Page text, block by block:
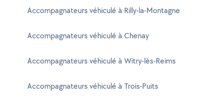
Accompagnateurs véhiculé à Rilly-la-Montagne
Accompagnateurs véhiculé à Chenay
Accompagnateurs véhiculé à Witry-lès-Reims
Accompagnateurs véhiculé à Trois-Puits